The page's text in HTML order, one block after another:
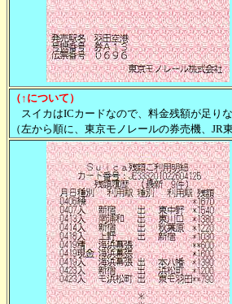
（↑について）
スイカはICカードなので、料金残額が足り
（左から順に、東京モノレールの券売機、